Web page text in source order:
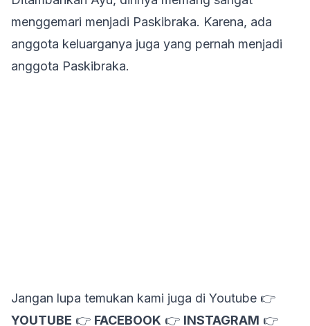
menggemari menjadi Paskibraka. Karena, ada
anggota keluarganya juga yang pernah menjadi
anggota Paskibraka.
Jangan lupa temukan kami juga di Youtube 👉
YOUTUBE 👉 FACEBOOK 👉 INSTAGRAM 👉